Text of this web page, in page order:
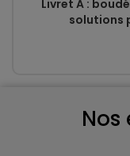
Livret A :
solutions